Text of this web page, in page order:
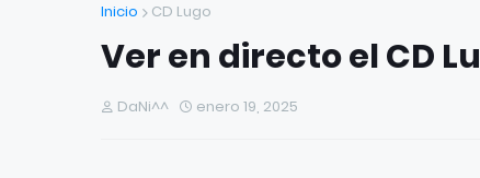
Inicio CD Lugo
Ver en directo el CD
DaNi^^ enero 19, 2025